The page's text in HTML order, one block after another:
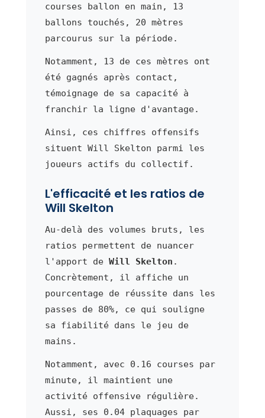
courses ballon en main, 13
ballons touchés, 20 mètres
parcourus sur la période.
Notamment, 13 de ces mètres ont
été gagnés après contact,
témoignage de sa capacité à
franchir la ligne d'avantage.
Ainsi, ces chiffres offensifs
situent Will Skelton parmi les
joueurs actifs du collectif.
L'efficacité et les ratios de
Will Skelton
Au-delà des volumes bruts, les
ratios permettent de nuancer
l'apport de Will Skelton .
Concrètement, il affiche un
pourcentage de réussite dans les
passes de 80%, ce qui souligne
sa fiabilité dans le jeu de
mains.
Notamment, avec 0.16 courses par
minute, il maintient une
activité offensive régulière.
Aussi, ses 0.04 plaquages par